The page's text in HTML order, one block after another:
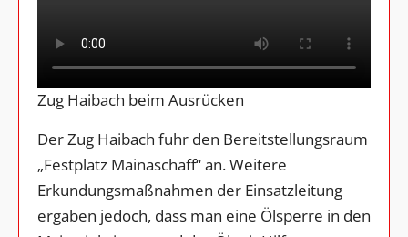
Zug Haibach beim Ausrücken
Der Zug Haibach fuhr den Bereitstellungsraum
„Festplatz Mainaschaff“ an. Weitere
Erkundungsmaßnahmen der Einsatzleitung
ergaben jedoch, dass man eine Ölsperre in den